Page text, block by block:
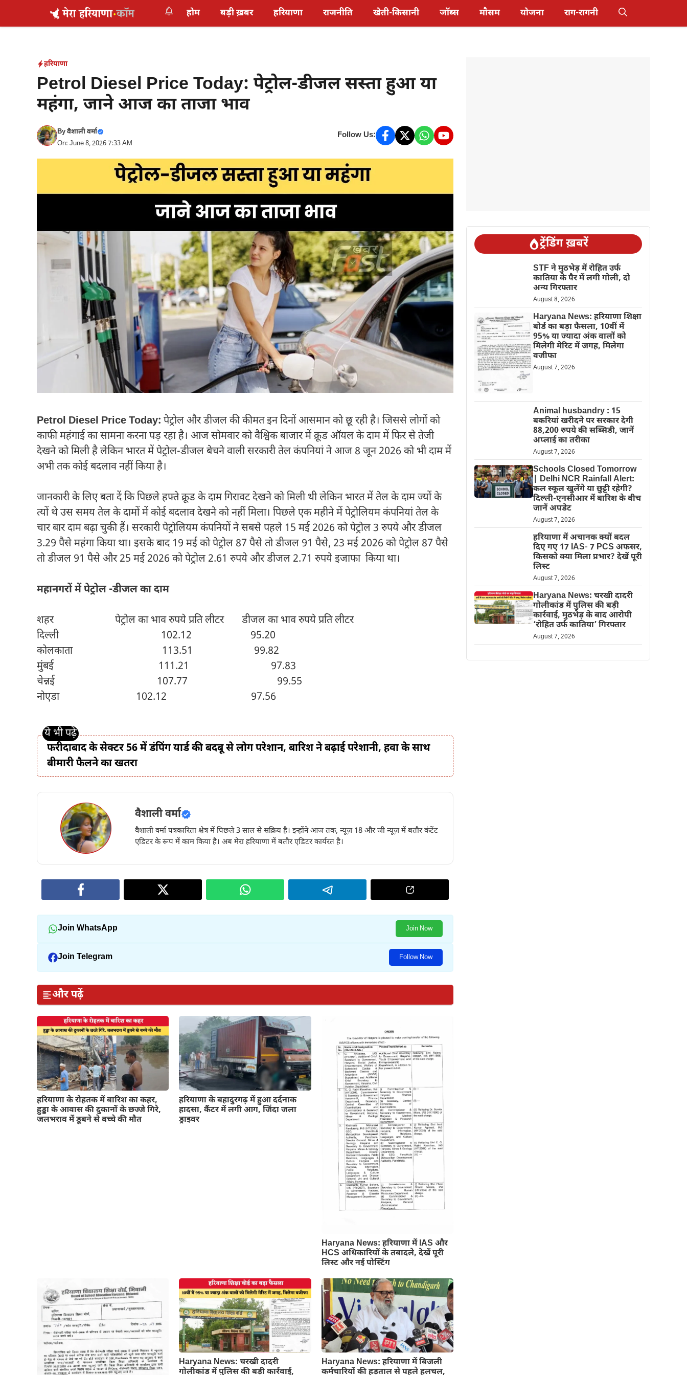
होम बड़ी ख़बर हरियाणा राजनीति खेती-किसानी जॉब्स मौसम योजना राग-रागनी
हरियाणा
Petrol Diesel Price Today: पेट्रोल-डीजल सस्ता हुआ या
महंगा, जाने आज का ताजा भाव
Byवैशाली वर्मा
On: June 8, 2026 7:33 AM
Follow Us:
Petrol Diesel Price Today: पेट्रोल और डीजल की कीमत इन दिनों आसमान को छू रही है। जिससे लोगों को
काफी महंगाई का सामना करना पड़ रहा है। आज सोमवार को वैश्विक बाजार में क्रूड ऑयल के दाम में फिर से तेजी
देखने को मिली है लेकिन भारत में पेट्रोल-डीजल बेचने वाली सरकारी तेल कंपनियां ने आज 8 जून 2026 को भी दाम में
अभी तक कोई बदलाव नहीं किया है।
जानकारी के लिए बता दें कि पिछले हफ्ते क्रूड के दाम गिरावट देखने को मिली थी लेकिन भारत में तेल के दाम ज्यों के
त्यों थे उस समय तेल के दामों में कोई बदलाव देखने को नहीं मिला। पिछले एक महीने में पेट्रोलियम कंपनियां तेल के
चार बार दाम बढ़ा चुकी हैं। सरकारी पेट्रोलियम कंपनियों ने सबसे पहले 15 मई 2026 को पेट्रोल 3 रुपये और डीजल
3.29 पैसे महंगा किया था। इसके बाद 19 मई को पेट्रोल 87 पैसे तो डीजल 91 पैसे, 23 मई 2026 को पेट्रोल 87 पैसे
तो डीजल 91 पैसे और 25 मई 2026 को पेट्रोल 2.61 रुपये और डीजल 2.71 रुपये इजाफा किया था।
महानगरों में पेट्रोल -डीजल का दाम
शहर पेट्रोल का भाव रुपये प्रति लीटर डीजल का भाव रुपये प्रति लीटर
दिल्ली 102.12 95.20
कोलकाता 113.51 99.82
मुंबई 111.21 97.83
चेन्नई 107.77 99.55
नोएडा 102.12 97.56
फरीदाबाद के सेक्टर 56 में डंपिंग यार्ड की बदबू से लोग परेशान, बारिश ने बढ़ाई परेशानी, हवा के साथ
बीमारी फैलने का खतरा
वैशाली वर्मा
वैशाली वर्मा पत्रकारिता क्षेत्र में पिछले 3 साल से सक्रिय है। इन्होंने आज तक, न्यूज़ 18 और जी न्यूज़ में बतौर कंटेंट
एडिटर के रूप में काम किया है। अब मेरा हरियाणा में बतौर एडिटर कार्यरत है।
Join WhatsApp Join Now
Join Telegram Follow Now
और पढ़ें
हरियाणा के रोहतक में बारिश का कहर,
हुड्डा के आवास की दुकानों के छज्जे गिरे,
जलभराव में डूबने से बच्चे की मौत
हरियाणा के बहादुरगढ़ में हुआ दर्दनाक
हादसा, कैंटर में लगी आग, जिंदा जला
ड्राइवर
Haryana News: हरियाणा में IAS और
HCS अधिकारियों के तबादले, देखें पूरी
लिस्ट और नई पोस्टिंग
Haryana News: चरखी दादरी
गोलीकांड में पुलिस की बड़ी कार्रवाई,
Haryana News: हरियाणा में बिजली
कर्मचारियों की हड़ताल से पहले हलचल,
ट्रेंडिंग ख़बरें
STF ने मुठभेड़ में रोहित उर्फ
कातिया के पैर में लगी गोली, दो
अन्य गिरफ्तार
August 8, 2026
Haryana News: हरियाणा शिक्षा
बोर्ड का बड़ा फैसला, 10वीं में
95% या ज्यादा अंक वालों को
मिलेगी मेरिट में जगह, मिलेगा
वजीफा
August 7, 2026
Animal husbandry : 15
बकरियां खरीदने पर सरकार देगी
88,200 रुपये की सब्सिडी, जानें
अप्लाई का तरीका
August 7, 2026
Schools Closed Tomorrow
| Delhi NCR Rainfall Alert:
कल स्कूल खुलेंगे या छुट्टी रहेगी?
दिल्ली-एनसीआर में बारिश के बीच
जानें अपडेट
August 7, 2026
हरियाणा में अचानक क्यों बदल
दिए गए 17 IAS- 7 PCS अफसर,
किसको क्या मिला प्रभार? देखें पूरी
लिस्ट
August 7, 2026
Haryana News: चरखी दादरी
गोलीकांड में पुलिस की बड़ी
कार्रवाई, मुठभेड़ के बाद आरोपी
‘रोहित उर्फ कातिया’ गिरफ्तार
August 7, 2026